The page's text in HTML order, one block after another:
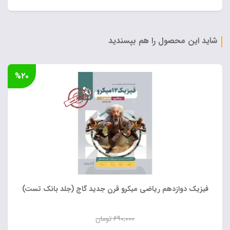
شاید این محصول را هم بپسندید
فیزیک دوازدهم ریاضی میکرو قرن جدید گاج (جلد بانک تست)
۶۹۰,۰۰۰تومان
%۲۰